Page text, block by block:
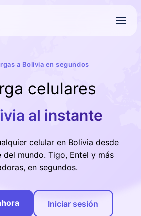
a Bolivia en segundos
celulares
al instante
celular en Bolivia desde
del mundo. Tigo, Entel y más
en segundos.
Iniciar sesión